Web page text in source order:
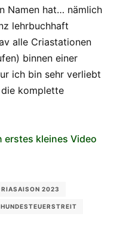
Namen hat… nämlich
lehrbuchhaft
alle Criastationen
binnen einer
ich bin sehr verliebt
komplette
erstes kleines Video
2023
HUNDESTEUERSTREIT